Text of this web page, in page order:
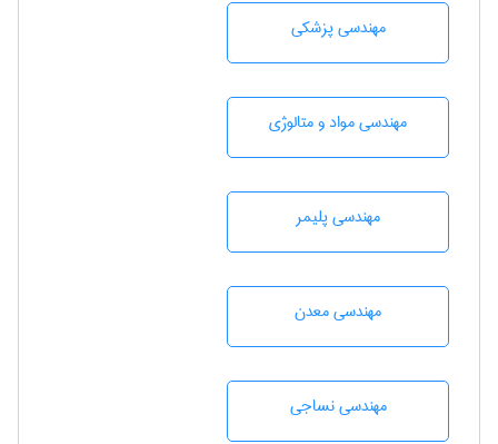
مهندسی پزشکی
مهندسی مواد و متالوژی
مهندسی پليمر
مهندسی معدن
مهندسي نساجی